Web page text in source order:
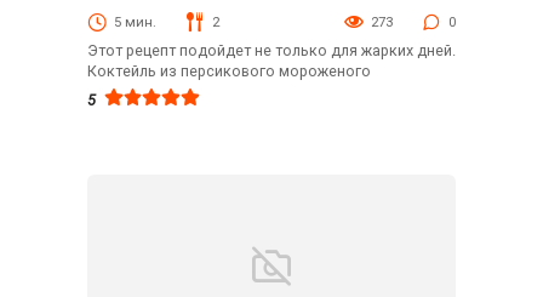
5 мин. 2 273 0
Этот рецепт подойдет не только для жарких дней.
Коктейль из персикового мороженого
5